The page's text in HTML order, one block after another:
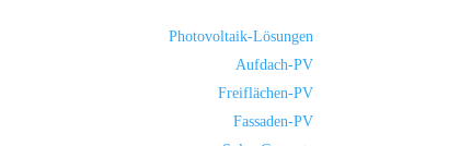
Photovoltaik-Lösungen
Aufdach-PV
Freiflächen-PV
Fassaden-PV